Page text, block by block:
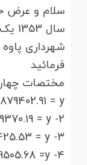
سلام و عرض
شهرداری
فرمائید
= y
2- x= 625213.47 3879370.19 = y
3- x=625131.34 3879425.53 = y
4- x=625254.96 3879505.68 =y